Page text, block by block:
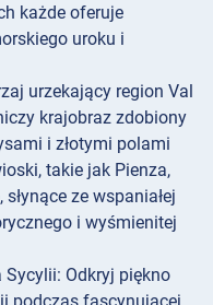
każde oferuje
uroku i
urzekający region Val
krajobraz zdobiony
i złotymi polami
takie jak Pienza,
ze wspaniałej
i wyśmienitej
Sycylii: Odkryj piękno